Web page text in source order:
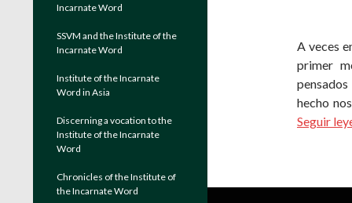
A veces
primer
hecho
Seguir
Incarnate Word
SSVM and the Institute of the
Incarnate Word
Institute of the Incarnate
Word in Asia
Discerning a vocation to the
Institute of the Incarnate
Word
Chronicles of the Institute of
the Incarnate Word